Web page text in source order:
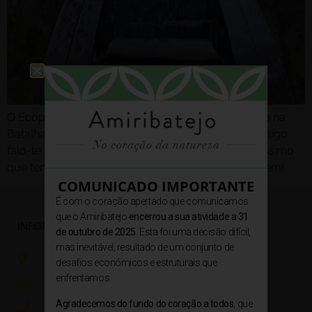
O Ecoparque Sensorial da Pia do Urso encontra-se na
Batalha e visitei-o há pouquíssimo tempo. Neste artigo
falo-te dele e da minha experiência neste sítio lindíssimo
INFORMAÇÕES
Rua Dr. António Maria Galhordas nº40, 2025-333
Amiais de Baixo
+351 964 822 893
COMUNICADO IMPORTANTE
É com o coração apertado que comunicamos
que o Amiribatejo encerrou a sua atividade a 31
de outubro de 2025. Esta foi uma decisão difícil,
mas inevitável, resultado de um conjunto de
desafios económicos e estruturais que
enfrentamos.
Agradecemos do fundo do coração a todos , que